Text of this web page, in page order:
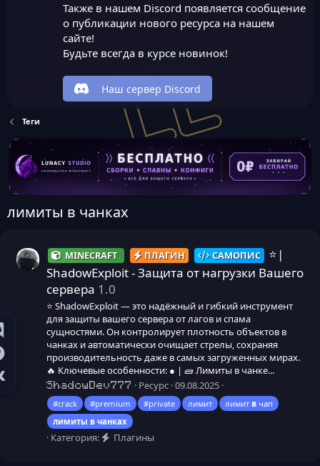
Также в нашем Discord появляется сообщение
о публикации нового ресурса на нашем
сайте!
Будьте всегда в курсе новинок!
Наш сервер Discord
Теги
лимиты в чанках
MINECRAFT ПЛАГИН САМОПИС
⭐|
ShadowExploit - Защита от нагрузки Вашего
сервера 1.0
⭐ ShadowExploit — это надёжный и гибкий инструмент
для защиты вашего сервера от лагов и спама
сущностями. Он контролирует плотность объектов в
чанках и автоматически очищает стрелы, сохраняя
производительность даже в самых загруженных мирах.
🔥 Ключевые особенности: ● | 🧱 Лимиты в чанке...
ShadowDev777 Ресурс 09.08.2025
#crack #premium #private лимит лимит в чап
лимиты в чанках
Категория: Плагины